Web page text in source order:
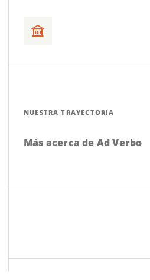
NUESTRA TRAYECTORIA
Más acerca de Ad Verbo